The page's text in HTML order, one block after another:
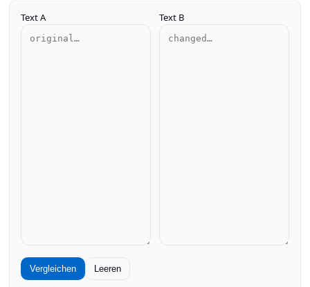
Text A Text B
Vergleichen Leeren